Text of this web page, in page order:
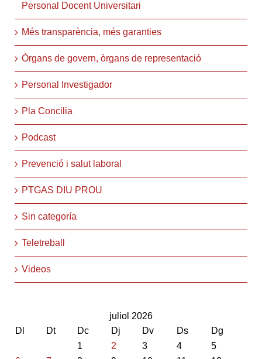
Personal Docent Universitari
Més transparència, més garanties
Òrgans de govern, òrgans de representació
Personal Investigador
Pla Concilia
Podcast
Prevenció i salut laboral
PTGAS DIU PROU
Sin categoría
Teletreball
Videos
juliol 2026
Dl
Dt Dc Dj Dv Ds
Dg
1
2 3 4
5